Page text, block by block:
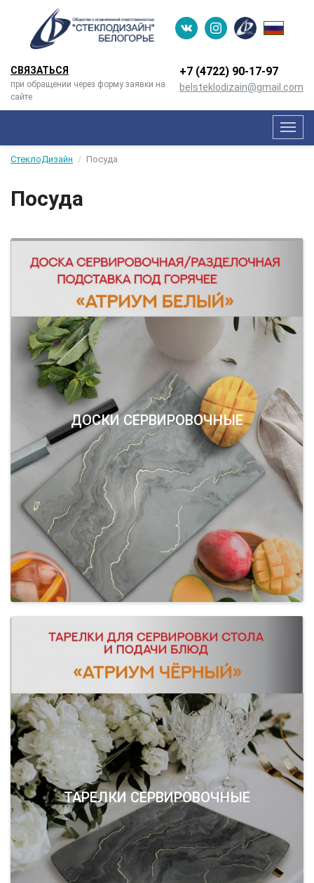
СВЯЗАТЬСЯ
при обращении через форму заявки на
сайте
+7 (4722) 90-­17-­97
belsteklodizain@gmail.com
Меню
СтеклоДизайн Посуда
Посуда
ДОСКИ СЕРВИРОВОЧНЫЕ
ТАРЕЛКИ СЕРВИРОВОЧНЫЕ